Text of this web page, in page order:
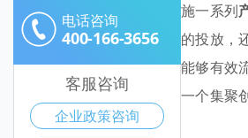
韶关市通过实施一系列
兴和优势产业的投放，
施，确保资金能够有效
市正逐步形成一个集聚
础。
电话咨询
400-166-3656
客服咨询
企业政策咨询